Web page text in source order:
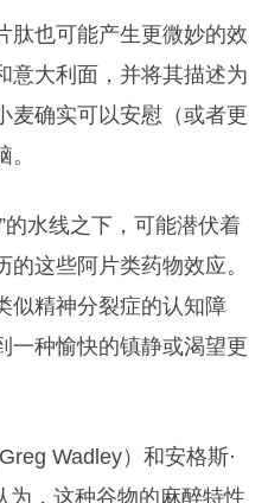
肽也可能产生更微妙的效
意大利面，并将其描述为
麦确实可以安慰（或者更
的水线之下，可能潜伏着
这些阿片类药物效应。
似精神分裂症的认知障
一种愉快的镇静或渴望更
Wadley）和安格斯·
为，这种谷物的麻醉特性